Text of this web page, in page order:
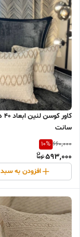
سانت
660,000
10%
593,000
افزودن به سبد